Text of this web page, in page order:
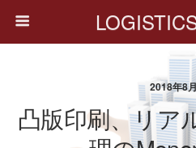
2018年8
凸版印刷、リア